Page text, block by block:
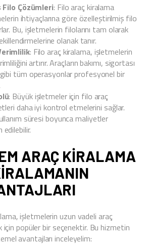
Çözümleri: Filo araç kiralama
ihtiyaçlarına göre özelleştirilmiş filo
Bu, işletmelerin filolarını tam olarak
olanak tanır.
: Filo araç kiralama, işletmelerin
artırır. Araçların bakımı, sigortası
tüm operasyonlar profesyonel bir
: Büyük işletmeler için filo araç
daha iyi kontrol etmelerini sağlar.
süresi boyunca maliyetler
ARAÇ KIRALAMA
işletmelerin uzun vadeli araç
için popüler bir seçenektir. Bu hizmetin
avantajları inceleyelim: